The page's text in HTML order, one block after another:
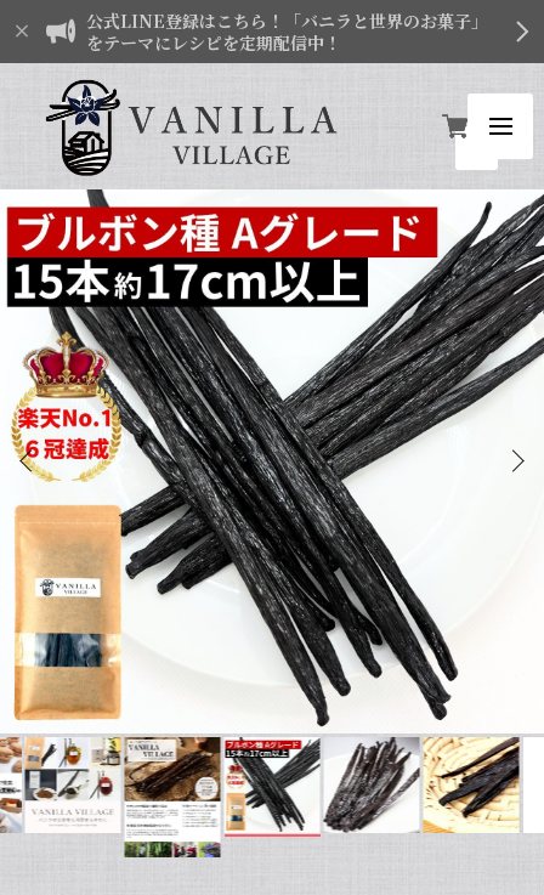
公式LINE登録はこちら！「バニラと世界のお菓子」
をテーマにレシピを定期配信中！